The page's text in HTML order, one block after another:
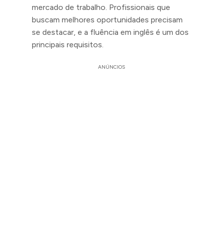
mercado de trabalho. Profissionais que
buscam melhores oportunidades precisam
se destacar, e a fluência em inglês é um dos
principais requisitos.
ANÚNCIOS